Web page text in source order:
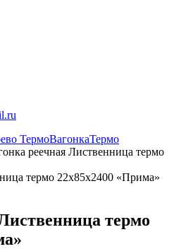
ТермоВагонкаТермо
реечная Лиственница термо
термо